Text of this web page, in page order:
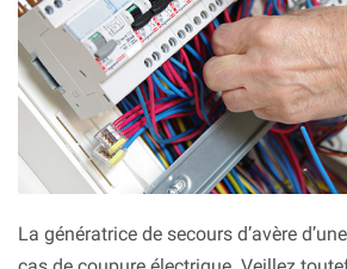
La génératrice de secours d’avère